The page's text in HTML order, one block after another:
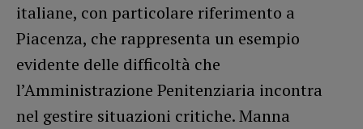
italiane, con particolare riferimento a
Piacenza, che rappresenta un esempio
evidente delle difficoltà che
l’Amministrazione Penitenziaria incontra
nel gestire situazioni critiche. Manna